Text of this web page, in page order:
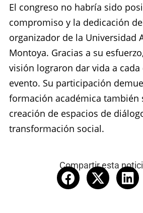
El congreso no habría sido
compromiso y la dedicación
organizador de la Universidad
Montoya. Gracias a su
visión lograron dar vida a cada
evento. Su participación
formación académica también
creación de espacios de
transformación social.
Compartir esta